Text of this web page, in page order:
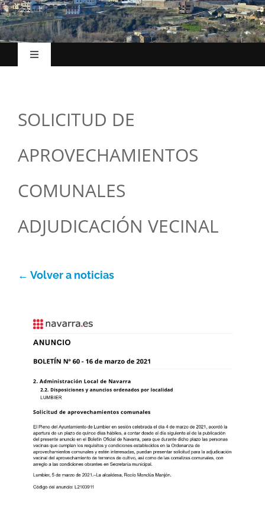
Toggle
Udalak
Kokapena
Orain
Argazkiak
Idatziguzu
SOLICITUD DE
APROVECHAMIENTOS
COMUNALES
ADJUDICACIÓN VECINAL
← Volver a noticias